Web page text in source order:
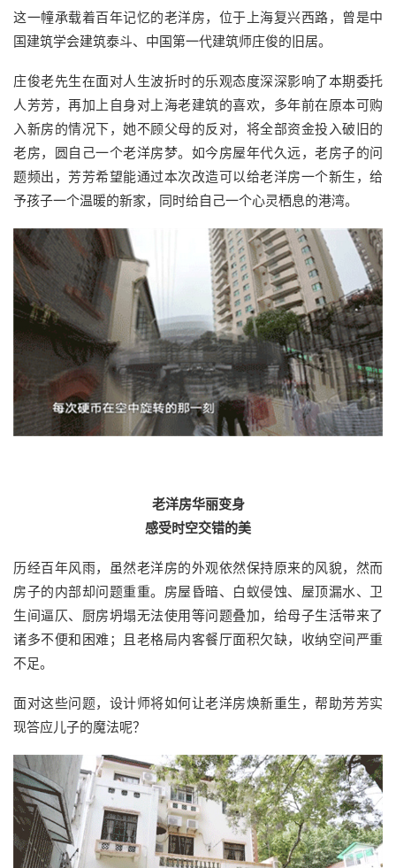
这一幢承载着百年记忆的老洋房，位于上海复兴西路，曾是中
国建筑学会建筑泰斗、中国第一代建筑师庄俊的旧居。
庄俊老先生在面对人生波折时的乐观态度深深影响了本期委托
人芳芳，再加上自身对上海老建筑的喜欢，多年前在原本可购
入新房的情况下，她不顾父母的反对，将全部资金投入破旧的
老房，圆自己一个老洋房梦。如今房屋年代久远，老房子的问
题频出，芳芳希望能通过本次改造可以给老洋房一个新生，给
予孩子一个温暖的新家，同时给自己一个心灵栖息的港湾。
老洋房华丽变身
感受时空交错的美
历经百年风雨，虽然老洋房的外观依然保持原来的风貌，然而
房子的内部却问题重重。房屋昏暗、白蚁侵蚀、屋顶漏水、卫
生间逼仄、厨房坍塌无法使用等问题叠加，给母子生活带来了
诸多不便和困难；且老格局内客餐厅面积欠缺，收纳空间严重
不足。
面对这些问题，设计师将如何让老洋房焕新重生，帮助芳芳实
现答应儿子的魔法呢？